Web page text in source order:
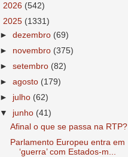
2026 (542)
2025 (1331)
►dezembro (69)
► novembro (375)
►setembro (82)
►agosto (179)
► julho (62)
▼ junho (41)
Afinal o que se passa na RTP?
Parlamento Europeu entra em
‘guerra’ com Estados-m...